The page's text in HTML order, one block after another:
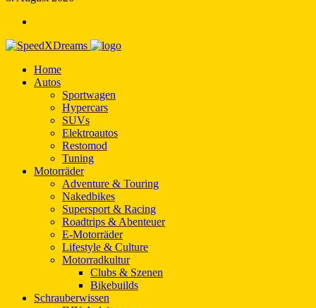
Home
Autos
Sportwagen
Hypercars
SUVs
Elektroautos
Restomod
Tuning
Motorräder
Adventure & Touring
Nakedbikes
Supersport & Racing
Roadtrips & Abenteuer
E-Motorräder
Lifestyle & Culture
Motorradkultur
Clubs & Szenen
Bikebuilds
Schrauberwissen